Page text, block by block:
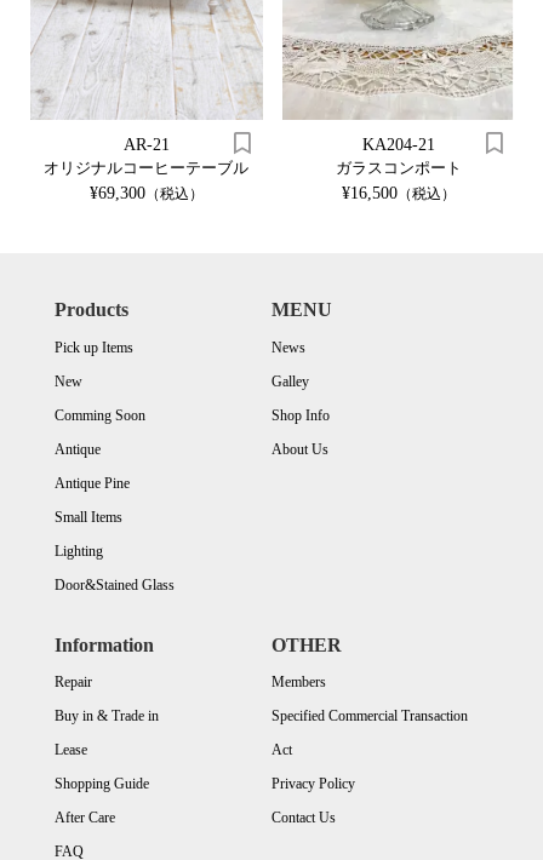
AR-21
オリジナルコーヒーテーブル
¥69,300（税込）
KA204-21
ガラスコンポート
¥16,500（税込）
Products
Pick up Items
New
Comming Soon
Antique
Antique Pine
Small Items
Lighting
Door&Stained Glass
MENU
News
Galley
Shop Info
About Us
Information
Repair
Buy in & Trade in
Lease
Shopping Guide
After Care
FAQ
OTHER
Members
Specified Commercial Transaction
Act
Privacy Policy
Contact Us